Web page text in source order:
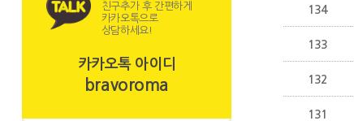
친구추가 후 간편하게
카카오톡으로
상담하세요!
카카오톡 아이디
bravoroma
134
133
132
131